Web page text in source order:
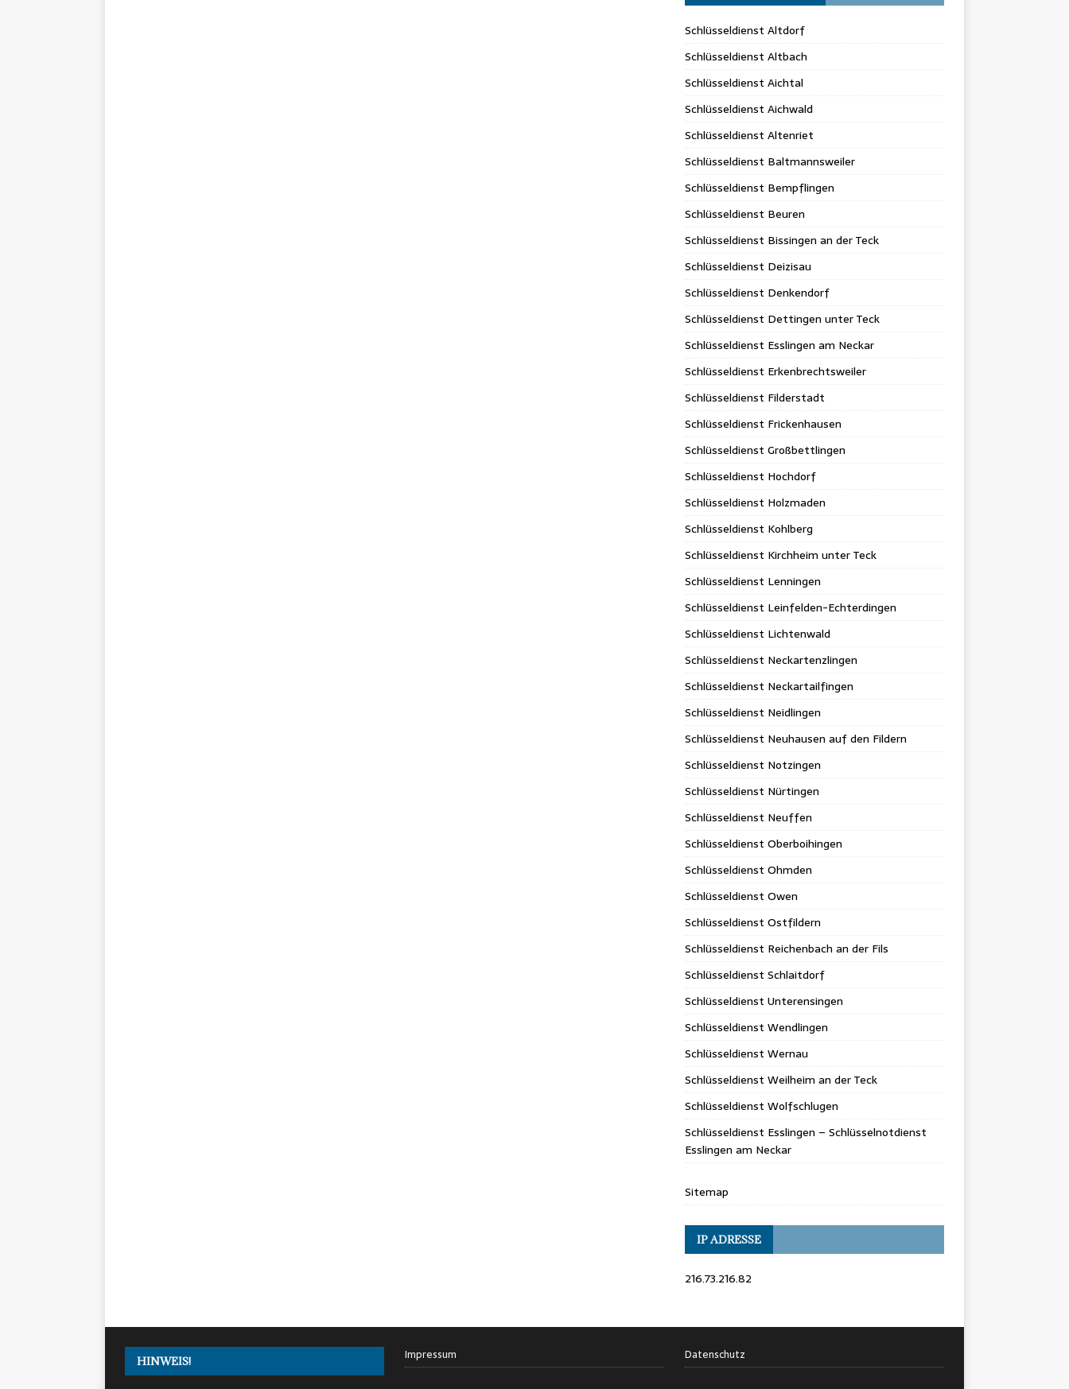
Schlüsseldienst Altdorf
Schlüsseldienst Altbach
Schlüsseldienst Aichtal
Schlüsseldienst Aichwald
Schlüsseldienst Altenriet
Schlüsseldienst Baltmannsweiler
Schlüsseldienst Bempflingen
Schlüsseldienst Beuren
Schlüsseldienst Bissingen an der Teck
Schlüsseldienst Deizisau
Schlüsseldienst Denkendorf
Schlüsseldienst Dettingen unter Teck
Schlüsseldienst Esslingen am Neckar
Schlüsseldienst Erkenbrechtsweiler
Schlüsseldienst Filderstadt
Schlüsseldienst Frickenhausen
Schlüsseldienst Großbettlingen
Schlüsseldienst Hochdorf
Schlüsseldienst Holzmaden
Schlüsseldienst Kohlberg
Schlüsseldienst Kirchheim unter Teck
Schlüsseldienst Lenningen
Schlüsseldienst Leinfelden-Echterdingen
Schlüsseldienst Lichtenwald
Schlüsseldienst Neckartenzlingen
Schlüsseldienst Neckartailfingen
Schlüsseldienst Neidlingen
Schlüsseldienst Neuhausen auf den Fildern
Schlüsseldienst Notzingen
Schlüsseldienst Nürtingen
Schlüsseldienst Neuffen
Schlüsseldienst Oberboihingen
Schlüsseldienst Ohmden
Schlüsseldienst Owen
Schlüsseldienst Ostfildern
Schlüsseldienst Reichenbach an der Fils
Schlüsseldienst Schlaitdorf
Schlüsseldienst Unterensingen
Schlüsseldienst Wendlingen
Schlüsseldienst Wernau
Schlüsseldienst Weilheim an der Teck
Schlüsseldienst Wolfschlugen
Schlüsseldienst Esslingen – Schlüsselnotdienst
Esslingen am Neckar
Sitemap
IP ADRESSE
216.73.216.82
HINWEIS! Impressum Datenschutz